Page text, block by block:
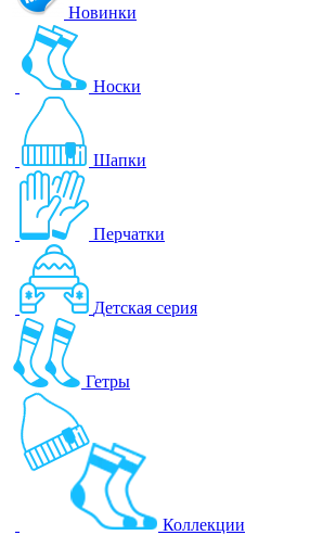
Новинки
Носки
Шапки
Перчатки
Детская серия
Гетры
Коллекции